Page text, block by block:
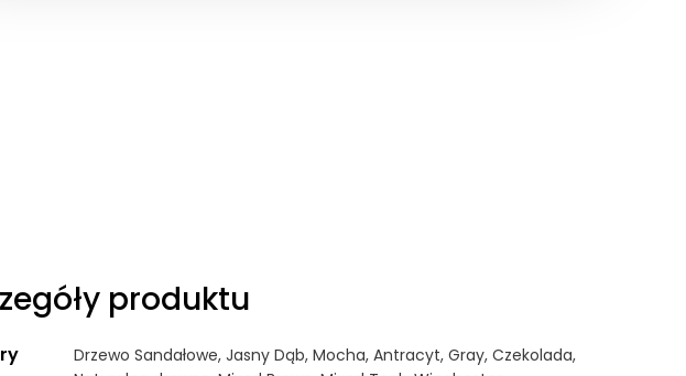
produktu
Drzewo Sandałowe, Jasny Dąb, Mocha, Antracyt, Gray, Czekolada,